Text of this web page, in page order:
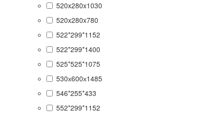
520x280x1030
520x280x780
522*299*1152
522*299*1400
525*525*1075
530х600х1485
546*255*433
552*299*1152